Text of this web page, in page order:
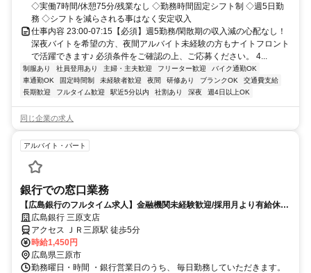
◇実働7時間/休憩75分/残業なし ◇勤務時間固定シフト制 ◇週5日勤
務 ◇シフトを減らされる事はなく安定収入
仕事内容 23:00-07:15【必須】週5勤務/閑散期の収入減の心配なし！
深夜バイトを希望の方、夜間アルバイト未経験の方もナイトフロント
で活躍できます♪ 必須条件をご確認の上、ご応募ください。 4...
制服あり 社員登用あり 主婦・主夫歓迎 フリーター歓迎
バイク通勤OK
車通勤OK
固定時間制 未経験者歓迎 夜間 研修あり ブランクOK
交通費支給
長期歓迎
フルタイム歓迎 駅近5分以内 社割あり 深夜 週4日以上OK
同じ企業の求人
アルバイト・パート
銀行での窓口業務
【広島銀行のフルタイム求人】金融機関未経験歓迎/採用月より有給休暇
を付与広島銀行 三原支店
アクセス ＪＲ三原駅 徒歩5分
時給1,450円
広島県三原市
勤務曜日・時間 ・銀行営業日のうち、 毎日勤務していただきます。